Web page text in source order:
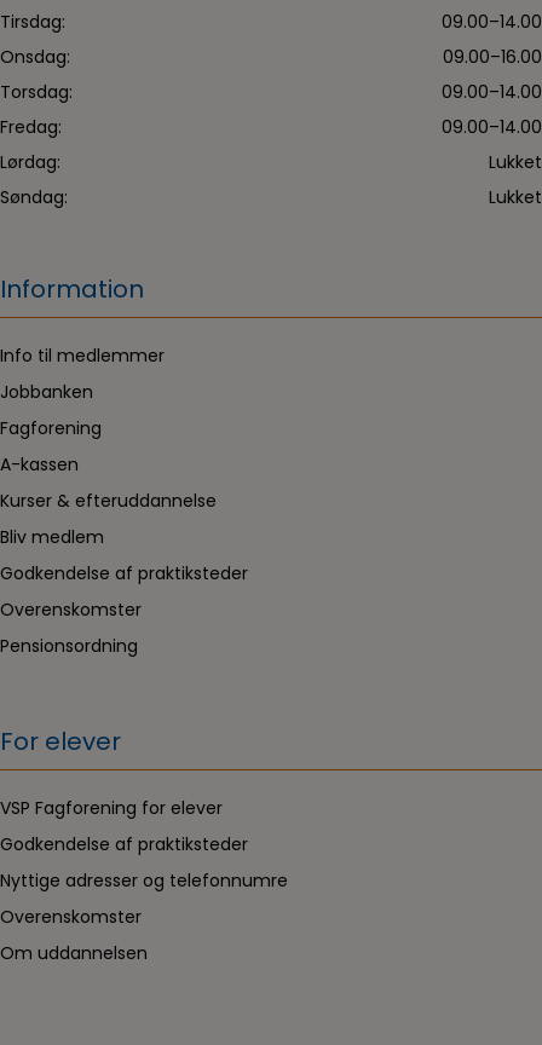
Tirsdag:
09.00–14.00
Onsdag:
09.00–16.00
Torsdag:
09.00–14.00
Fredag:
09.00–14.00
Lørdag:
Lukket
Søndag:
Lukket
Information
Info til medlemmer
Jobbanken
Fagforening
A-kassen
Kurser & efteruddannelse
Bliv medlem
Godkendelse af praktiksteder
Overenskomster
Pensionsordning
For elever
VSP Fagforening for elever
Godkendelse af praktiksteder
Nyttige adresser og telefonnumre
Overenskomster
Om uddannelsen